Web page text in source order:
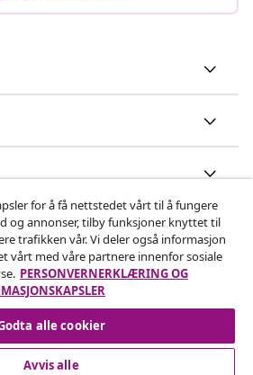
er et nettsted av vidaXL
for å få nettstedet vårt til å fungere
og annonser, tilby funksjoner knyttet til
trafikken vår. Vi deler også informasjon
vårt med våre partnere innenfor sosiale
PERSONVERNERKLÆRING OG
alle cookier
Avvis alle